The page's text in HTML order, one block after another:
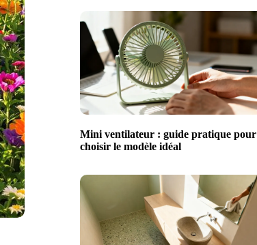
Mini ventilateur : guide pratique pour
choisir le modèle idéal